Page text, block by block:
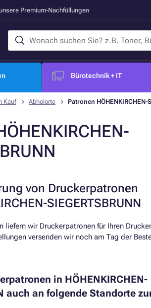
Premium-Nachfüllungen
Bürotechnik + IT
Kauf Abholorte Patronen HÖHENKIRCHEN-
von Druckerpatronen
SIEGERTSBRUNN
liefern wir Druckerpatronen für Ihren
versenden wir noch am Tag der
in HÖHENKIRCHEN-
auch an folgende Standorte